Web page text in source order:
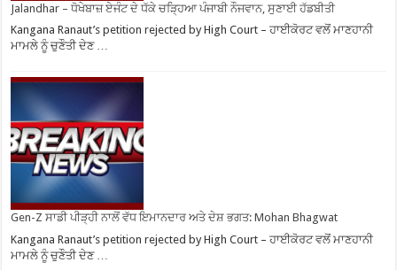
Jalandhar – ਧੋਖੇਬਾਜ਼ ਏਜੰਟ ਦੇ ਧੱਕੇ ਚੜ੍ਹਿਆ ਪੰਜਾਬੀ ਨੌਜਵਾਨ, ਸੁਣਾਈ ਹੱਡਬੀਤੀ
Kangana Ranaut’s petition rejected by High Court – ਹਾਈਕੋਰਟ ਵਲੋਂ ਮਾਣਹਾਨੀ
ਮਾਮਲੇ ਨੂੰ ਚੁਣੌਤੀ ਦੇਣ …
Gen-Z ਸਾਡੀ ਪੀੜ੍ਹੀ ਨਾਲੋਂ ਵੱਧ ਇਮਾਨਦਾਰ ਅਤੇ ਦੇਸ਼ ਭਗਤ: Mohan Bhagwat
Kangana Ranaut’s petition rejected by High Court – ਹਾਈਕੋਰਟ ਵਲੋਂ ਮਾਣਹਾਨੀ
ਮਾਮਲੇ ਨੂੰ ਚੁਣੌਤੀ ਦੇਣ …